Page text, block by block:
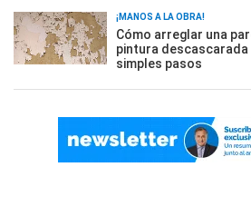
¡MANOS A LA OBRA!
Cómo arreglar una
pintura descascarada
simples pasos